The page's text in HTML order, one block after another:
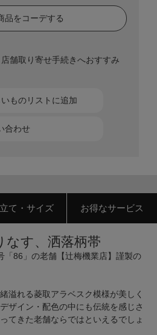
品をコーデする
合わせ
ものリストに追加
舗取り寄せ手続きへおすすみ
て・サイズ お得なサービス
なす、洒落柄帯
「86」の老舗【辻梅機業店】謹製の
溢れる菱取アラベスク模様が美しく
ザイン・配色の中にも伝統を感じさ
てきた老舗ならではといえるでしょ